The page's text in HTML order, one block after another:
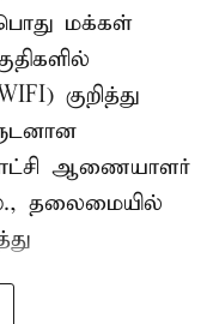
மக்கள்
குறித்து
ஆணையாளர்
தலைமையில்